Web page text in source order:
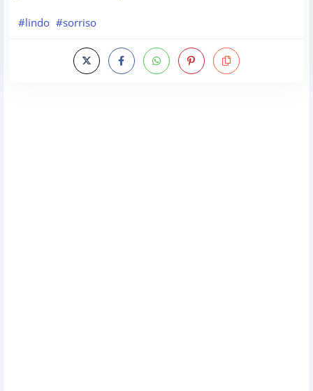
#lindo #sorriso